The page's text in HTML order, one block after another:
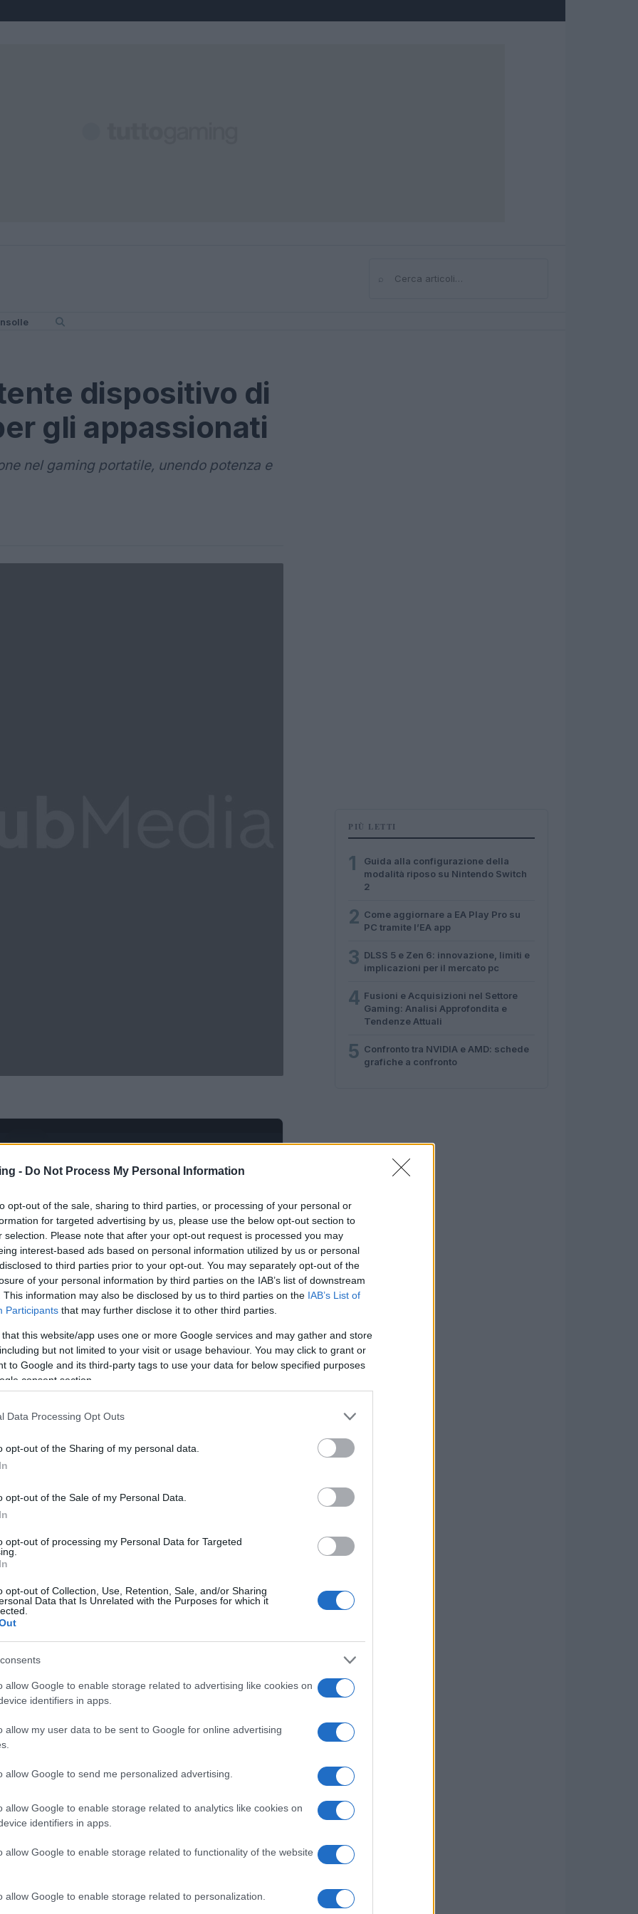
- Do Not Process My Personal Information
opt-out of the sale, sharing to third parties, or processing of your personal or
for targeted advertising by us, please use the below opt-out section to
selection. Please note that after your opt-out request is processed you may
interest-based ads based on personal information utilized by us or personal
to third parties prior to your opt-out. You may separately opt-out of the
of your personal information by third parties on the IAB’s list of downstream
This information may also be disclosed by us to third parties on the IAB’s List of
Participants that may further disclose it to other third parties.
that this website/app uses one or more Google services and may gather and store
but not limited to your visit or usage behaviour. You may click to grant or
to Google and its third-party tags to use your data for below specified purposes
consent section.
Data Processing Opt Outs
opt-out of the Sharing of my personal data.
opt-out of the Sale of my Personal Data.
opt-out of processing my Personal Data for Targeted
opt-out of Collection, Use, Retention, Sale, and/or Sharing
Data that Is Unrelated with the Purposes for which it
allow Google to enable storage related to advertising like cookies on
identifiers in apps.
allow my user data to be sent to Google for online advertising
allow Google to send me personalized advertising.
allow Google to enable storage related to analytics like cookies on
identifiers in apps.
allow Google to enable storage related to functionality of the website
allow Google to enable storage related to personalization.
Cerca
dispositivo di
gli appassionati
nel gaming portatile, unendo potenza e
portatile stia vivendo un vero e proprio
e alla crescente domanda di dispositivi
Un esempio lampante di questa tendenza
unisce un design ergonomico a specifiche
davvero questo gadget così speciale? E quali
utilizzo?
prestazioni del ROG Ally
processori Ryzen™ Z1 Series di AMD, i
all’architettura Zen 4 e alla grafica RDNA™
riguardo alla sua capacità di gestire
sorprendente. Con un display Full HD e
questo dispositivo non delude, garantendo
nei titoli più frenetici. Hai mai provato a
rate così elevato? È un’esperienza totalmente
PIÙ LETTI
1
Guida alla configurazione della
modalità riposo su Nintendo Switch
2
2 Come aggiornare a EA Play Pro su
PC tramite l’EA app
3 DLSS 5 e Zen 6: innovazione, limiti e
implicazioni per il mercato pc
4 Fusioni e Acquisizioni nel Settore
Gaming: Analisi Approfondita e
Tendenze Attuali
5 Confronto tra NVIDIA e AMD: schede
grafiche a confronto